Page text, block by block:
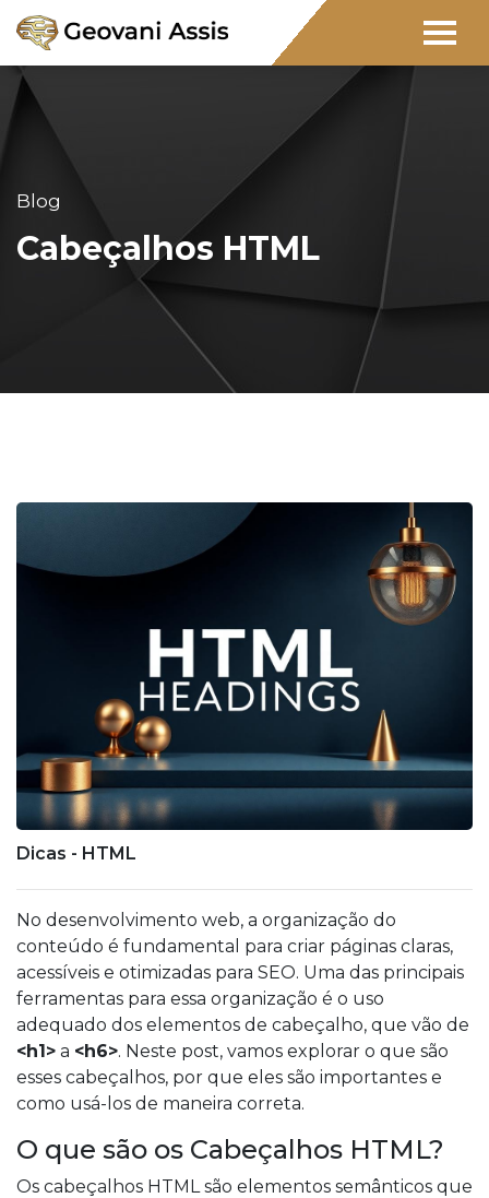
Blog
Cabeçalhos HTML
Dicas - HTML
No desenvolvimento web, a organização do
conteúdo é fundamental para criar páginas claras,
acessíveis e otimizadas para SEO. Uma das principais
ferramentas para essa organização é o uso
adequado dos elementos de cabeçalho, que vão de
<h1> a <h6>. Neste post, vamos explorar o que são
esses cabeçalhos, por que eles são importantes e
como usá-los de maneira correta.
O que são os Cabeçalhos HTML?
Os cabeçalhos HTML são elementos semânticos que